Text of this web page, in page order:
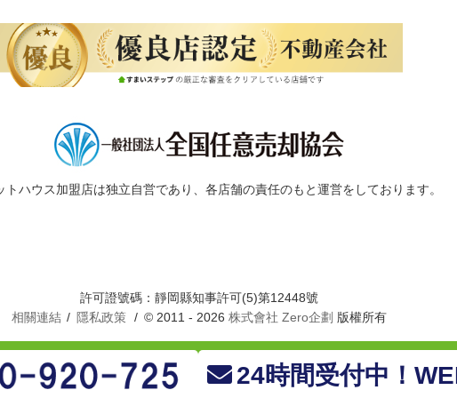
24時間受付中！
ハウス加盟店は独立自営であり、各店舗の責任のもと運営をしております。
許可證號碼：靜岡縣知事許可(5)第12448號
相關連結
隱私政策 © 2011 - 2026 株式會社 Zero企劃 版權所有